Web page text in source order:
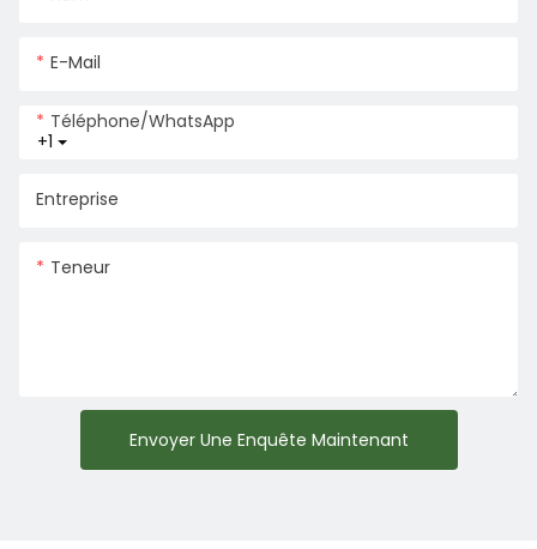
E-Mail
+1
Téléphone/WhatsApp
Entreprise
Teneur
Envoyer Une Enquête Maintenant